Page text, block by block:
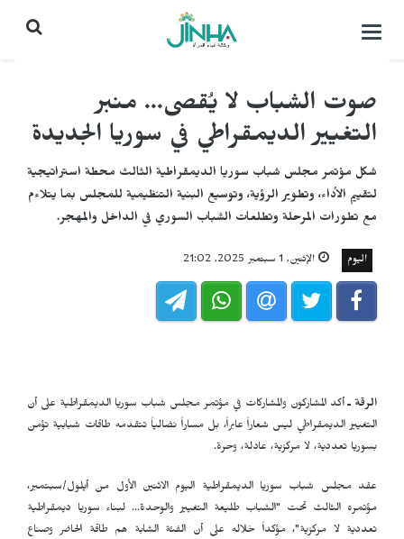
التحكم
صوت الشباب لا يُقصى... منبر
التغيير الديمقراطي في سوريا الجديدة
شكل مؤتمر مجلس شباب سوريا الديمقراطية الثالث محطة استراتيجية
لتقييم الأداء، وتطوير الرؤية، وتوسيع البنية التنظيمية للمجلس بما يتلاءم
مع تطورات المرحلة وتطلعات الشباب السوري في الداخل والمهجر.
اليوم الإثنين, 1 سبتمبر 2025, 21:02
الرقة ـأكد المشاركون والمشاركات في مؤتمر مجلس شباب سوريا الديمقراطية على أن
التغيير الديمقراطي ليس شعاراً عابراً، بل مساراً نضالياً تتقدمه طاقات شبابية تؤمن
بسوريا تعددية، لا مركزية، عادلة، وحرة.
عقد مجلس شباب سوريا الديمقراطية اليوم الاثنين الأول من أيلول/سبتمبر،
مؤتمره الثالث تحت "الشباب طليعة التغيير والوحدة… لبناء سوريا ديمقراطية
تعددية لا مركزية"، مؤكداً خلاله على أن الفئة الشابة هم طاقة الحاضر وصناع